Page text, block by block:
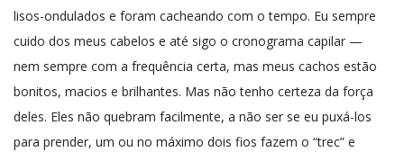
lisos-ondulados e foram cacheando com o tempo. Eu sempre
cuido dos meus cabelos e até sigo o cronograma capilar —
nem sempre com a frequência certa, mas meus cachos estão
bonitos, macios e brilhantes. Mas não tenho certeza da força
deles. Eles não quebram facilmente, a não ser se eu puxá-los
para prender, um ou no máximo dois fios fazem o “trec” e